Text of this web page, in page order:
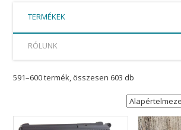
TERMÉKEK
RÓLUNK
591–600 termék, összesen 603 db